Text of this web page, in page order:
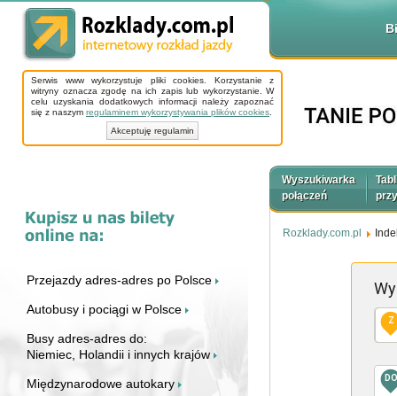
Serwis www wykorzystuje pliki cookies. Korzystanie z
witryny oznacza zgodę na ich zapis lub wykorzystanie. W
celu uzyskania dodatkowych informacji należy zapoznać
się z naszym regulaminem wykorzystywania plików cookies
Akceptuję regulamin
Przejazdy adres-adres po Polsce
Autobusy i pociągi w Polsce
Busy adres-adres do:
Niemiec, Holandii i innych krajów
Międzynarodowe autokary
Wyszukiwarka
połączeń
Rozklady.com.pl
Z
DO